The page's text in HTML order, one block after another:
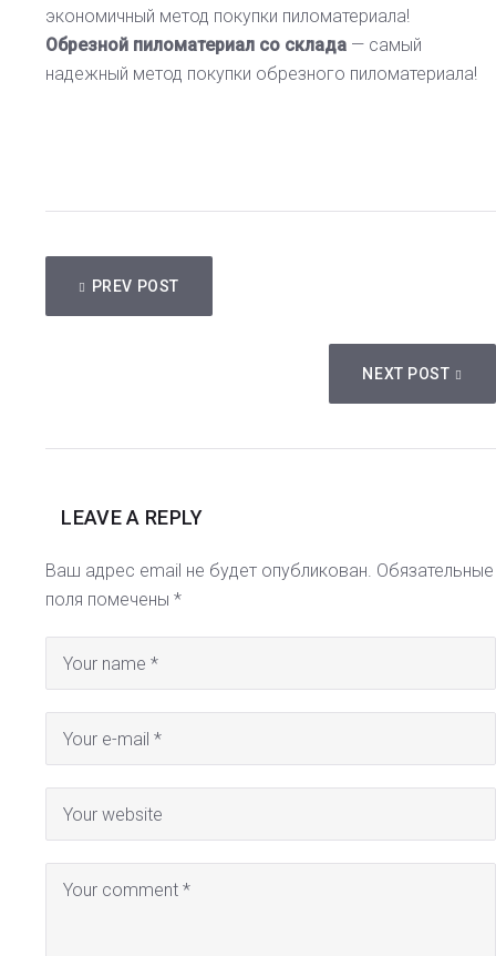
экономичный метод покупки пиломатериала!
Обрезной пиломатериал со склада — самый
надежный метод покупки обрезного пиломатериала!
PREV POST
NEXT POST
LEAVE A REPLY
Ваш адрес email не будет опубликован. Обязательные
поля помечены*